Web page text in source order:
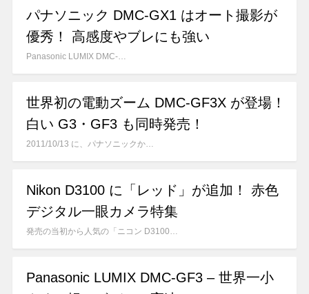
パナソニック DMC-GX1 はオート撮影が
優秀！ 高感度やブレにも強い
Panasonic LUMIX DMC-…
世界初の電動ズーム DMC-GF3X が登場！
白い G3・GF3 も同時発売！
2011/10/13 に、パナソニックか…
Nikon D3100 に「レッド」が追加！ 赤色
デジタル一眼カメラ特集
発売の当初から人気の「ニコン D3100…
Panasonic LUMIX DMC-GF3 – 世界一小